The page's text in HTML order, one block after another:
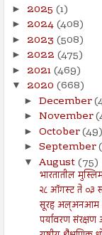
► 2025 (1)
► 2024(408)
► 2023 (508)
► 2022 (475)
► 2021(469)
▼ 2020 (668)
► December
► November
► October(49)
► September
▼ August(75)
भारतातील
२८ ऑगस्ट ते ०३
सूरह अल्अनआम
पर्यावरण